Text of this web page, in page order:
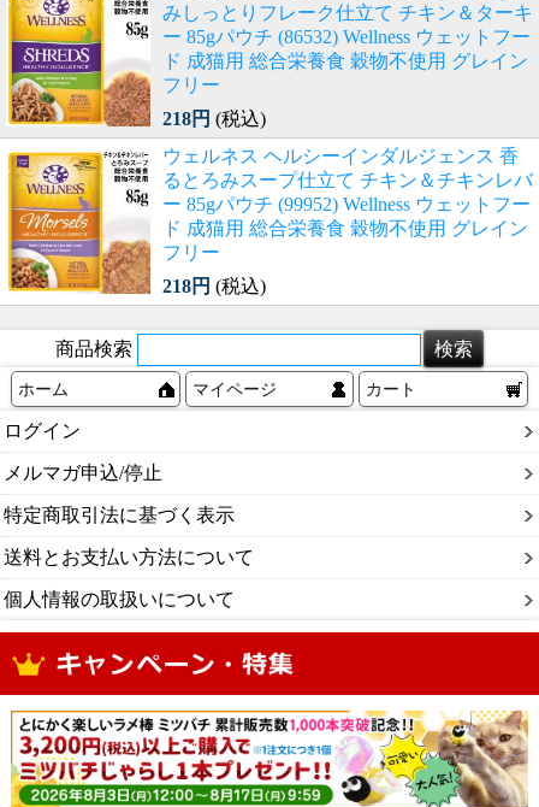
みしっとりフレーク仕立て チキン＆ターキ
ー 85gパウチ (86532) Wellness ウェットフー
ド 成猫用 総合栄養食 穀物不使用 グレイン
フリー
218円 (税込)
ウェルネス ヘルシーインダルジェンス 香
るとろみスープ仕立て チキン＆チキンレバ
ー 85gパウチ (99952) Wellness ウェットフー
ド 成猫用 総合栄養食 穀物不使用 グレイン
フリー
218円 (税込)
商品検索
ホーム マイページ カート
ログイン
メルマガ申込/停止
特定商取引法に基づく表示
送料とお支払い方法について
個人情報の取扱いについて